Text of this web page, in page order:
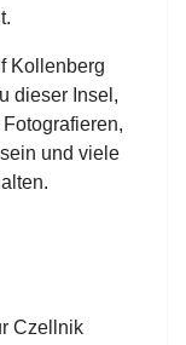
Kollenberg
dieser Insel,
und viele
Czellnik